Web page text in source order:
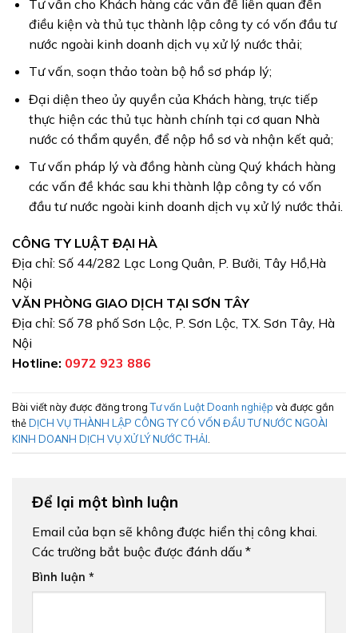
Tư vấn cho Khách hàng các vấn đề liên quan đến
điều kiện và thủ tục thành lập công ty có vốn đầu tư
nước ngoài kinh doanh dịch vụ xử lý nước thải;
Tư vấn, soạn thảo toàn bộ hồ sơ pháp lý;
Đại diện theo ủy quyền của Khách hàng, trực tiếp
thực hiện các thủ tục hành chính tại cơ quan Nhà
nước có thẩm quyền, để nộp hồ sơ và nhận kết quả;
Tư vấn pháp lý và đồng hành cùng Quý khách hàng
các vấn đề khác sau khi thành lập công ty có vốn
đầu tư nước ngoài kinh doanh dịch vụ xử lý nước thải.
CÔNG TY LUẬT ĐẠI HÀ
Địa chỉ: Số 44/282 Lạc Long Quân, P. Bưởi, Tây Hồ,Hà
Nội
VĂN PHÒNG GIAO DỊCH TẠI SƠN TÂY
Địa chỉ: Số 78 phố Sơn Lộc, P. Sơn Lộc, TX. Sơn Tây, Hà
Nội
Hotline: 0972 923 886
Bài viết này được đăng trongTư vấn Luật Doanh nghiệp và được gắn
thẻDỊCH VỤ THÀNH LẬP CÔNG TY CÓ VỐN ĐẦU TƯ NƯỚC NGOÀI
KINH DOANH DỊCH VỤ XỬ LÝ NƯỚC THẢI
Để lại một bình luận
Email của bạn sẽ không được hiển thị công khai.
Các trường bắt buộc được đánh dấu *
Bình luận *